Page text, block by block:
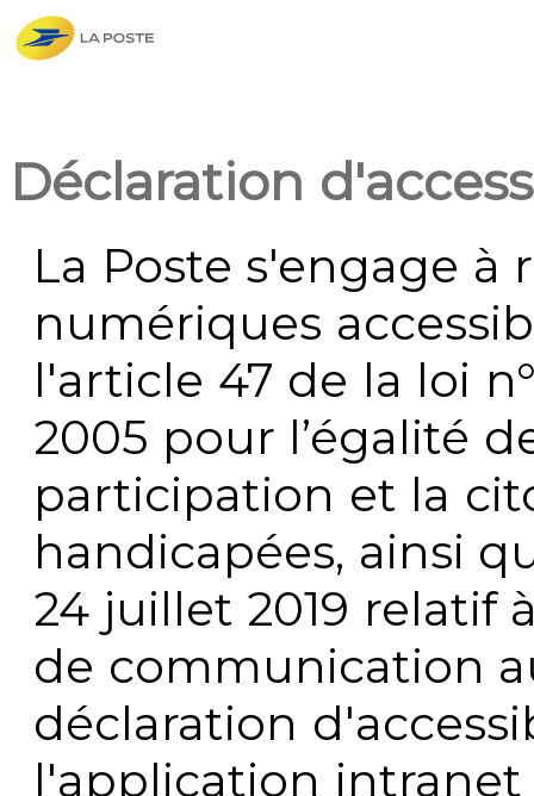
Déclaration
La Poste s'engage à
numériques
l'article 47 de la loi
2005 pour l’égalité
participation et la
handicapées, ainsi
24 juillet 2019 relatif
de communication
déclaration
l'application